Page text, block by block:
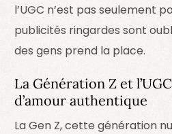
l’UGC n’est pas seulement
publicités ringardes sont
des gens prend la place.
La Génération Z et
d’amour authentique
La Gen Z, cette génération